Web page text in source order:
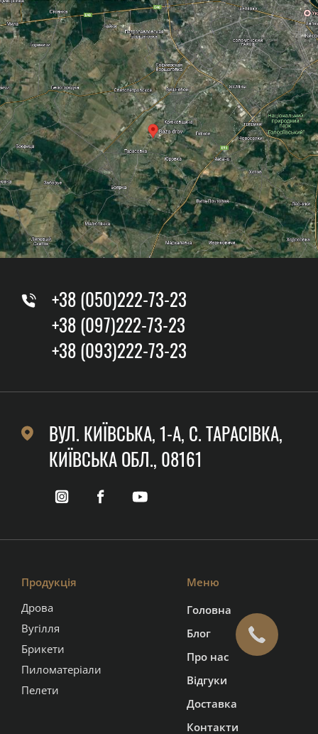
+38 (050)222-73-23
+38 (097)222-73-23
+38 (093)222-73-23
ВУЛ. КИЇВСЬКА, 1-А, C. ТАРАСІВКА,
КИЇВСЬКА ОБЛ., 08161
Продукція
Дрова
Вугілля
Брикети
Пиломатеріали
Пелети
Меню
Головна
Блог
Про нас
Відгуки
Доставка
Контакти